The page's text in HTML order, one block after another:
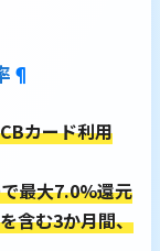
¶
カード利用
最大7.0%還元
含む3か月間、